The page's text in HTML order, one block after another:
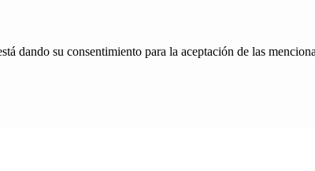
dando su consentimiento para la aceptación de las